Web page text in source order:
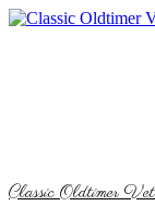
Skip
Classic Oldtimer